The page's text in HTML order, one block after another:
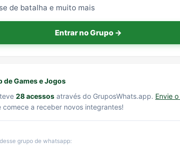
de batalha e muito mais
Entrar no Grupo →
de Games e Jogos
28 acessos através do GruposWhats.app. Envie
comece a receber novos integrantes!
grupo de whatsapp: